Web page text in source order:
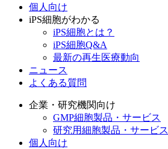
個人向け
iPS細胞がわかる
iPS細胞とは？
iPS細胞Q&A
最新の再生医療動向
ニュース
よくある質問
企業・研究機関向け
GMP細胞製品・サービス
研究用細胞製品・サービス
個人向け